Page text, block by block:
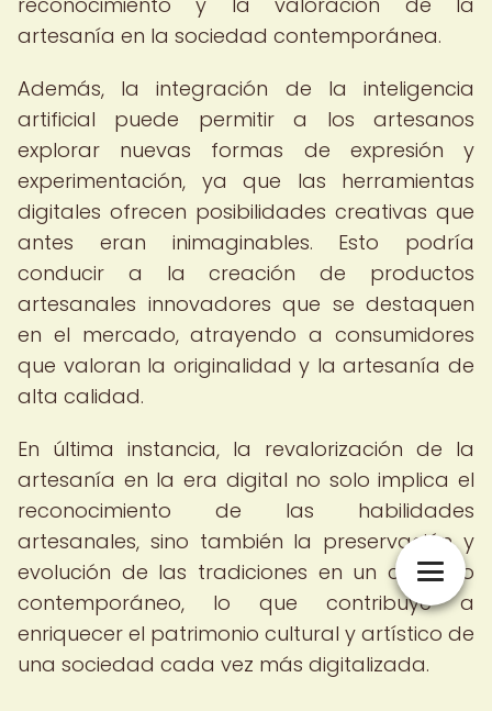
artesanía en la sociedad contemporánea.
Además, la integración de la inteligencia
artificial puede permitir a los artesanos
explorar nuevas formas de expresión y
experimentación, ya que las herramientas
digitales ofrecen posibilidades creativas que
antes eran inimaginables. Esto podría
conducir a la creación de productos
artesanales innovadores que se destaquen
en el mercado, atrayendo a consumidores
que valoran la originalidad y la artesanía de
alta calidad.
En última instancia, la revalorización de la
artesanía en la era digital no solo implica el
reconocimiento de las habilidades
artesanales, sino también la preservación y
evolución de las tradiciones en un contexto
contemporáneo, lo que contribuye a
enriquecer el patrimonio cultural y artístico de
una sociedad cada vez más digitalizada.